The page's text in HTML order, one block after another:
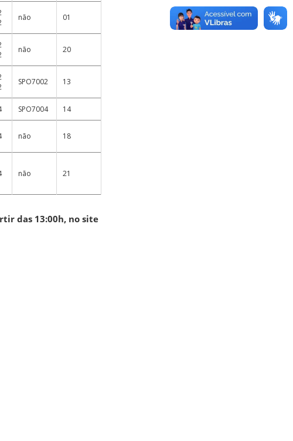
não 01
não 20
SPO7002 13
SPO7004 14
não 18
não 21
das 13:00h, no site